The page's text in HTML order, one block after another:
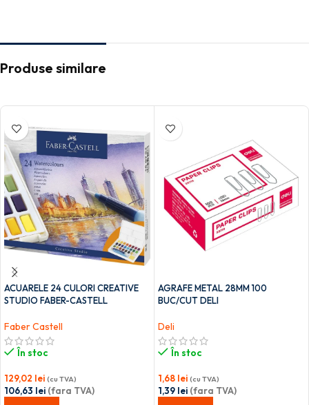
Produse similare
ACUARELE 24 CULORI CREATIVE
STUDIO FABER-CASTELL
Faber Castell
În stoc
129,02 lei (cu TVA)
106,63 lei (fara TVA)
AGRAFE METAL 28MM 100
BUC/CUT DELI
Deli
În stoc
1,68 lei (cu TVA)
1,39 lei (fara TVA)